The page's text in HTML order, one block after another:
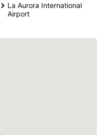
La Aurora International
Airport